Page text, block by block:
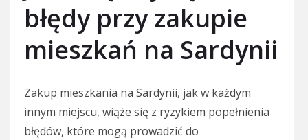
błędy przy zakupie
mieszkań na Sardynii
Zakup mieszkania na Sardynii, jak w każdym
innym miejscu, wiąże się z ryzykiem popełnienia
błędów, które mogą prowadzić do